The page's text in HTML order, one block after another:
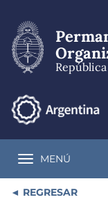
contenido
principal
Toggle navigation
MENÚ
REGRESAR